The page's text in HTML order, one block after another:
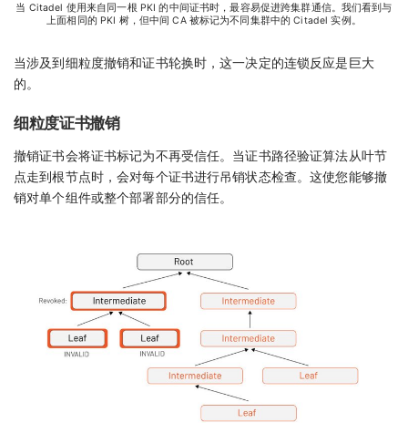
当 Citadel 使用来自同一根 PKI 的中间证书时，最容易促进跨集群通信。我们看到与
上面相同的 PKI 树，但中间 CA 被标记为不同集群中的 Citadel 实例。
当涉及到细粒度撤销和证书轮换时，这一决定的连锁反应是巨大
的。
细粒度证书撤销
撤销证书会将证书标记为不再受信任。当证书路径验证算法从叶节
点走到根节点时，会对每个证书进行吊销状态检查。这使您能够撤
销对单个组件或整个部署部分的信任。